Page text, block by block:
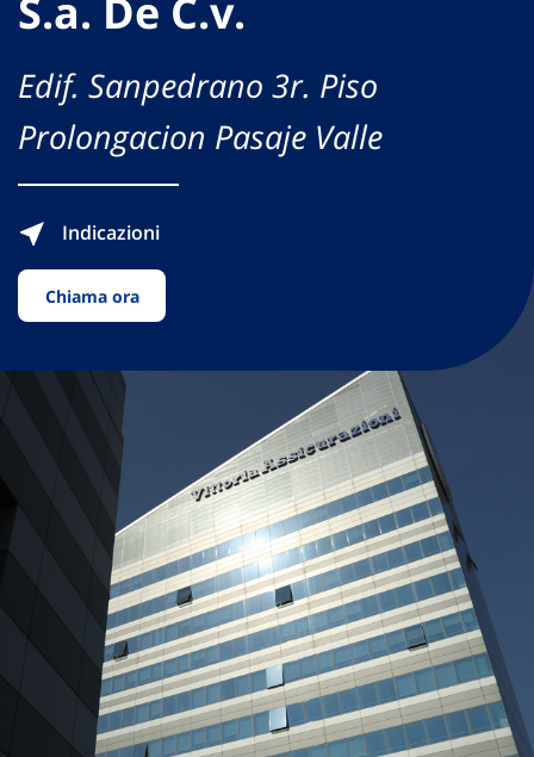
S.a. De C.v.
Edif. Sanpedrano 3r. Piso
Prolongacion Pasaje Valle
Indicazioni
Chiama ora